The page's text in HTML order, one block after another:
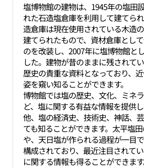
塩博物館の建物は、1945年の塩田
れた石造塩倉庫を利用して建てら
造倉庫は現在使用されている木造
建てられたもので、資材倉庫とし
のを改装し、2007年に塩博物館と
した。建物が昔のままに残されて
歴史の貴重な資料となっており、
姿を窺い知ることができます。
博物館では塩の歴史、文化、ミネ
ど、塩に関する有益な情報を提供
他、塩の経済史、技術史、神話、
ても知ることができます。太平塩
や、天日塩が作られる過程が一目
構成されており、最近注目されて
に関する情報も得ることができます